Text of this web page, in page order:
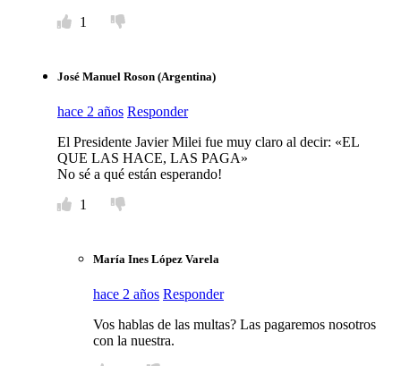
1
José Manuel Roson (Argentina)
hace 2 años Responder
El Presidente Javier Milei fue muy claro al decir: «EL
QUE LAS HACE, LAS PAGA»
No sé a qué están esperando!
1
María Ines López Varela
hace 2 años Responder
Vos hablas de las multas? Las pagaremos nosotros
con la nuestra.